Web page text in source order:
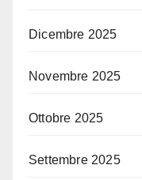
Dicembre 2025
Novembre 2025
Ottobre 2025
Settembre 2025